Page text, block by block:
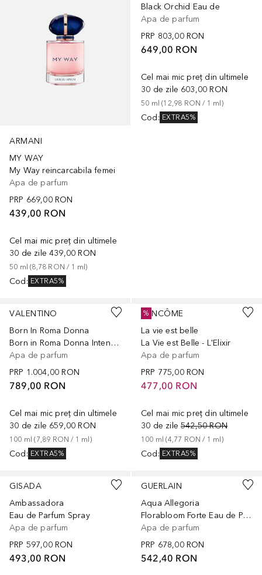
ARMANI
MY WAY
My Way reincarcabila femei
Apa de parfum
PRP 669,00 RON
439,00 RON
Cel mai mic preț din ultimele
30 de zile 439,00 RON
50 ml (8,78 RON / 1 ml)
Cod : EXTRA5%
Black Orchid Eau de
Apa de parfum
PRP 803,00 RON
649,00 RON
Cel mai mic preț din ultimele
30 de zile 603,00 RON
50 ml (12,98 RON / 1 ml)
Cod : EXTRA5%
VALENTINO
Born In Roma Donna
Born in Roma Donna Intense Eau de Parfum
Apa de parfum
PRP 1.004,00 RON
789,00 RON
Cel mai mic preț din ultimele
30 de zile 659,00 RON
100 ml (7,89 RON / 1 ml)
Cod : EXTRA5%
LANCÔME
La vie est belle
La Vie est Belle - L'Elixir
Apa de parfum
PRP 775,00 RON
477,00 RON
Cel mai mic preț din ultimele
30 de zile 542,50 RON
100 ml (4,77 RON / 1 ml)
Cod : EXTRA5%
%
GISADA
Ambassadora
Eau de Parfum Spray
Apa de parfum
PRP 597,00 RON
493,00 RON
GUERLAIN
Aqua Allegoria
Florabloom Forte Eau de Parfum
Apa de parfum
PRP 678,00 RON
542,40 RON